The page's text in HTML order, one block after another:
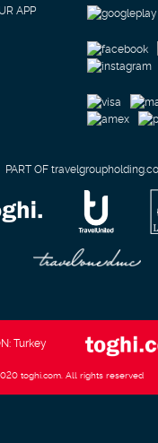
APP
PART OF
Turkey
toghi.com. All rights reserved